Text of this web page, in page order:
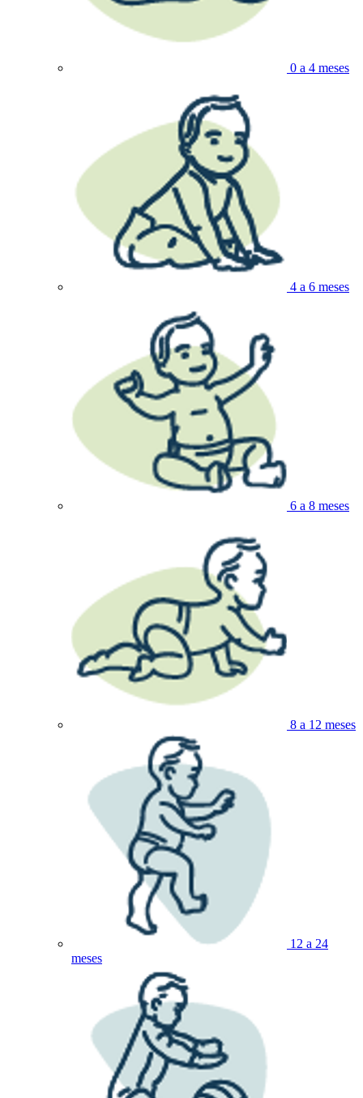
0 a 4 meses
4 a 6 meses
6 a 8 meses
8 a 12 meses
12 a 24
meses